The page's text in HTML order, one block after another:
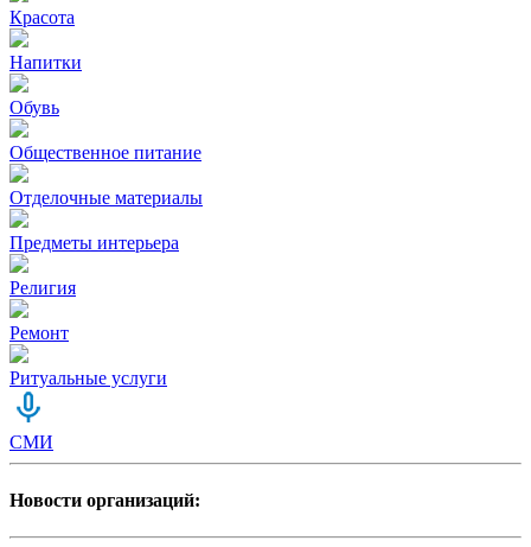
Красота
Напитки
Обувь
Общественное питание
Отделочные материалы
Предметы интерьера
Религия
Ремонт
Ритуальные услуги
СМИ
Новости организаций: